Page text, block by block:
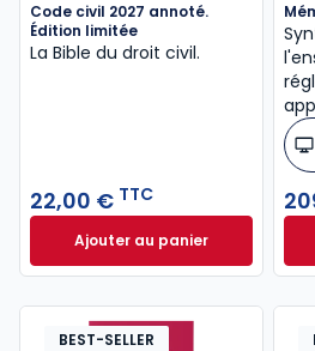
Code civil 2027 annoté.
Édition limitée
La Bible du droit civil.
22,00 € TTC
Ajouter au panier
Code civil 2027
BEST-SELLER